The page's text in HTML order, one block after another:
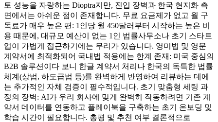
토 성능을 자랑하는 Dioptra지만, 진입 장벽과 한국 현지화 측
면에서는 아쉬운 점이 존재합니다. 무료 요금제가 없고 월 구
독료가 매우 높은 편: 1인당 월 450달러부터 시작하는 높은 비
용 때문에, 대규모 예산이 없는 1인 법률사무소나 초기 스타트
업이 가볍게 접근하기에는 무리가 있습니다. 영미법 및 영문
계약서에 최적화되어 국내법 적용에는 한계 존재: 미국 중심의
B2B 솔루션이다 보니 한글 계약서 처리나 한국의 독특한 법률
체계(상법, 하도급법 등)를 완벽하게 반영하여 리뷰하는 데에
는 추가적인 자체 검증이 필수적입니다. 초기 맞춤형 세팅 과
정의 장벽: AI가 우리 회사에 맞게 완벽히 작동하려면 기존 계
약서 데이터를 연동하고 플레이북을 구축하는 초기 온보딩 및
학습 시간이 필요합니다. 총평 및 추천 여부 결론적으로